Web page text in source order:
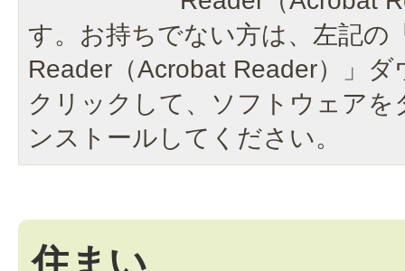
す。お持ちでない方は、左記の
Reader（Acrobat Reader）」
クリックして、ソフトウェア
ンストールしてください。